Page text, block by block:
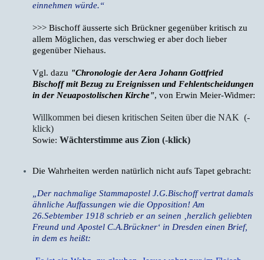
einnehmen würde.“
>>> Bischoff äusserte sich Brückner gegenüber kritisch zu
allem Möglichen, das verschwieg er aber doch lieber
gegenüber Niehaus.
Vgl. dazu "Chronologie der Aera Johann Gottfried
Bischoff mit Bezug zu Ereignissen und Fehlentscheidungen
in der Neuapostolischen Kirche", von Erwin Meier-Widmer:
Willkommen bei diesen kritischen Seiten über die NAK (-
klick)
Sowie: Wächterstimme aus Zion (-klick)
Die Wahrheiten werden natürlich nicht aufs Tapet gebracht:
„Der nachmalige Stammapostel J.G.Bischoff vertrat damals
ähnliche Auffassungen wie die Opposition! Am
26.Sebtember 1918 schrieb er an seinen ‚herzlich geliebten
Freund und Apostel C.A.Brückner‘ in Dresden einen Brief,
in dem es heißt: